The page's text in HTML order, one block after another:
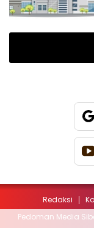
Redaksi
Pedoman Media